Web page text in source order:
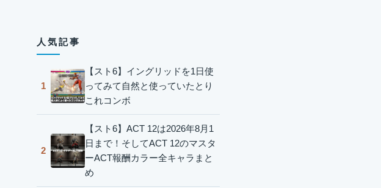
人気記事
1
【スト6】イングリッドを1日使
ってみて自然と使っていたとり
これコンボ
2
【スト6】ACT 12は2026年8月1
日まで！そしてACT 12のマスタ
ーACT報酬カラー全キャラまと
め